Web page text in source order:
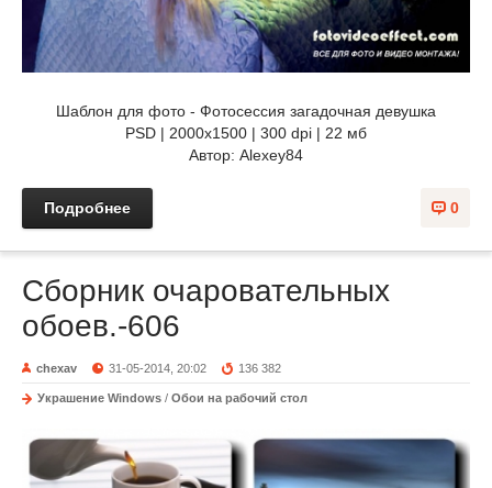
Шаблон для фото - Фотосессия загадочная девушка
PSD | 2000x1500 | 300 dpi | 22 мб
Автор: Alexey84
0
Подробнее
Сборник очаровательных
обоев.-606
chexav 31-05-2014, 20:02 136 382
Украшение Windows / Обои на рабочий стол